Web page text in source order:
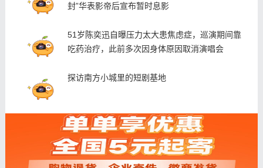
封”华表影帝后宣布暂时息影
51岁陈奕迅自曝压力太大患焦虑症，巡演期间靠
吃药治疗，此前多次因身体原因取消演唱会
探访南方小城里的短剧基地